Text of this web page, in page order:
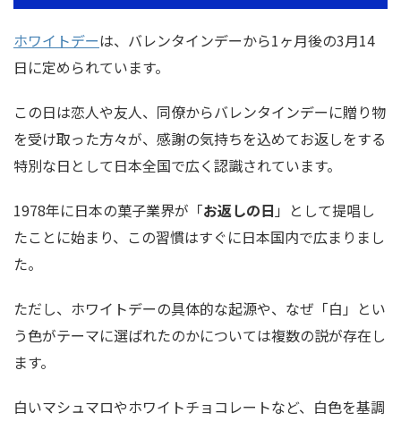
ホワイトデーは、バレンタインデーから1ヶ月後の3月14
日に定められています。
この日は恋人や友人、同僚からバレンタインデーに贈り物
を受け取った方々が、感謝の気持ちを込めてお返しをする
特別な日として日本全国で広く認識されています。
1978年に日本の菓子業界が「お返しの日 」として提唱し
たことに始まり、この習慣はすぐに日本国内で広まりまし
た。
ただし、ホワイトデーの具体的な起源や、なぜ「白」とい
う色がテーマに選ばれたのかについては複数の説が存在し
ます。
白いマシュマロやホワイトチョコレートなど、白色を基調